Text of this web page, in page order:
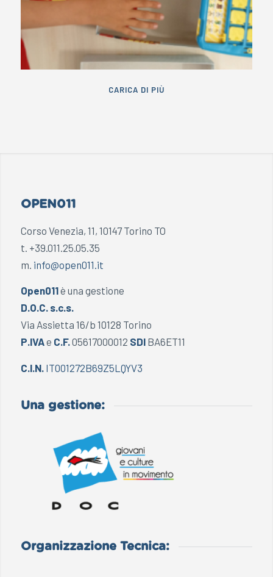
CARICA DI PIÙ
OPEN011
Corso Venezia, 11, 10147 Torino TO
t. +39.011.25.05.35
m. info@open011.it
Open011è una gestione
D.O.C. s.c.s.
Via Assietta 16/b 10128 Torino
P.IVAe C.F.05617000012 SDI BA6ET11
C.I.N. IT001272B69Z5LQYV3
Una gestione:
Organizzazione Tecnica: